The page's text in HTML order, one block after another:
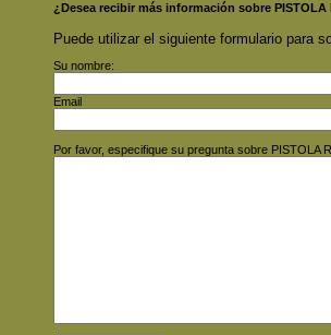
¿Desea recibir más información sobre PISTOLA
Puede utilizar el siguiente formulario para
Su nombre:
Email
Por favor, especifique su pregunta sobre PISTOLA